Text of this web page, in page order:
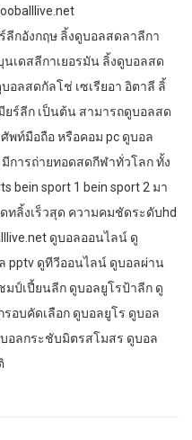
ลีกอังกฤษ ลิ้งดูบอลสดลาลีกา
เดสลีกาเยอรมัน ลิ้งดูบอลสด
บอลสดกัลโช่ เซเรียอา อิตาลี ลิ้
ยร์ลีก เป็นต้น สามารถดูบอลสด
พท์มือถือ หรือคอม pc ดูบอล
การถ่ายทอดสดกีฬาทั่วโลก ทั้ง
bein sport 1 bein sport 2 มา
ดทลิ้งเร็วสุด ความคมชัดระดับhd
ดูบอลออนไลน์ ดู
pptv ดูทีวีออนไลน์ ดูบอลผ่าน
มป์เปี้ยนลีก ดูบอลยูโรป้าลีก ดู
อบคัดเลือก ดูบอลยูโร ดูบอล
อลกระชับมิตรสโมสร ดูบอล